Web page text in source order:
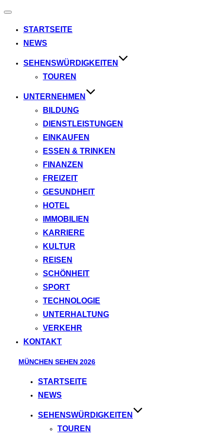
Toggle
STARTSEITE
NEWS
SEHENSWÜRDIGKEITEN
TOUREN
UNTERNEHMEN
BILDUNG
DIENSTLEISTUNGEN
EINKAUFEN
ESSEN & TRINKEN
FINANZEN
FREIZEIT
GESUNDHEIT
HOTEL
IMMOBILIEN
KARRIERE
KULTUR
REISEN
SCHÖNHEIT
SPORT
TECHNOLOGIE
UNTERHALTUNG
VERKEHR
KONTAKT
MÜNCHEN SEHEN 2026
STARTSEITE
NEWS
SEHENSWÜRDIGKEITEN
TOUREN